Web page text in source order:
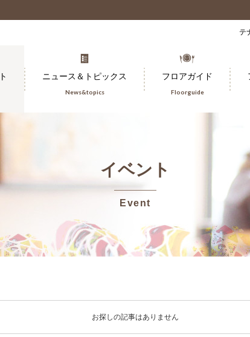
ニュース＆トピックス
News&topics
フロアガイド
Floorguide
テ
イベント
Event
お探しの記事はありません